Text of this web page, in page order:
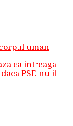
uman
ca intreaga
PSD nu il